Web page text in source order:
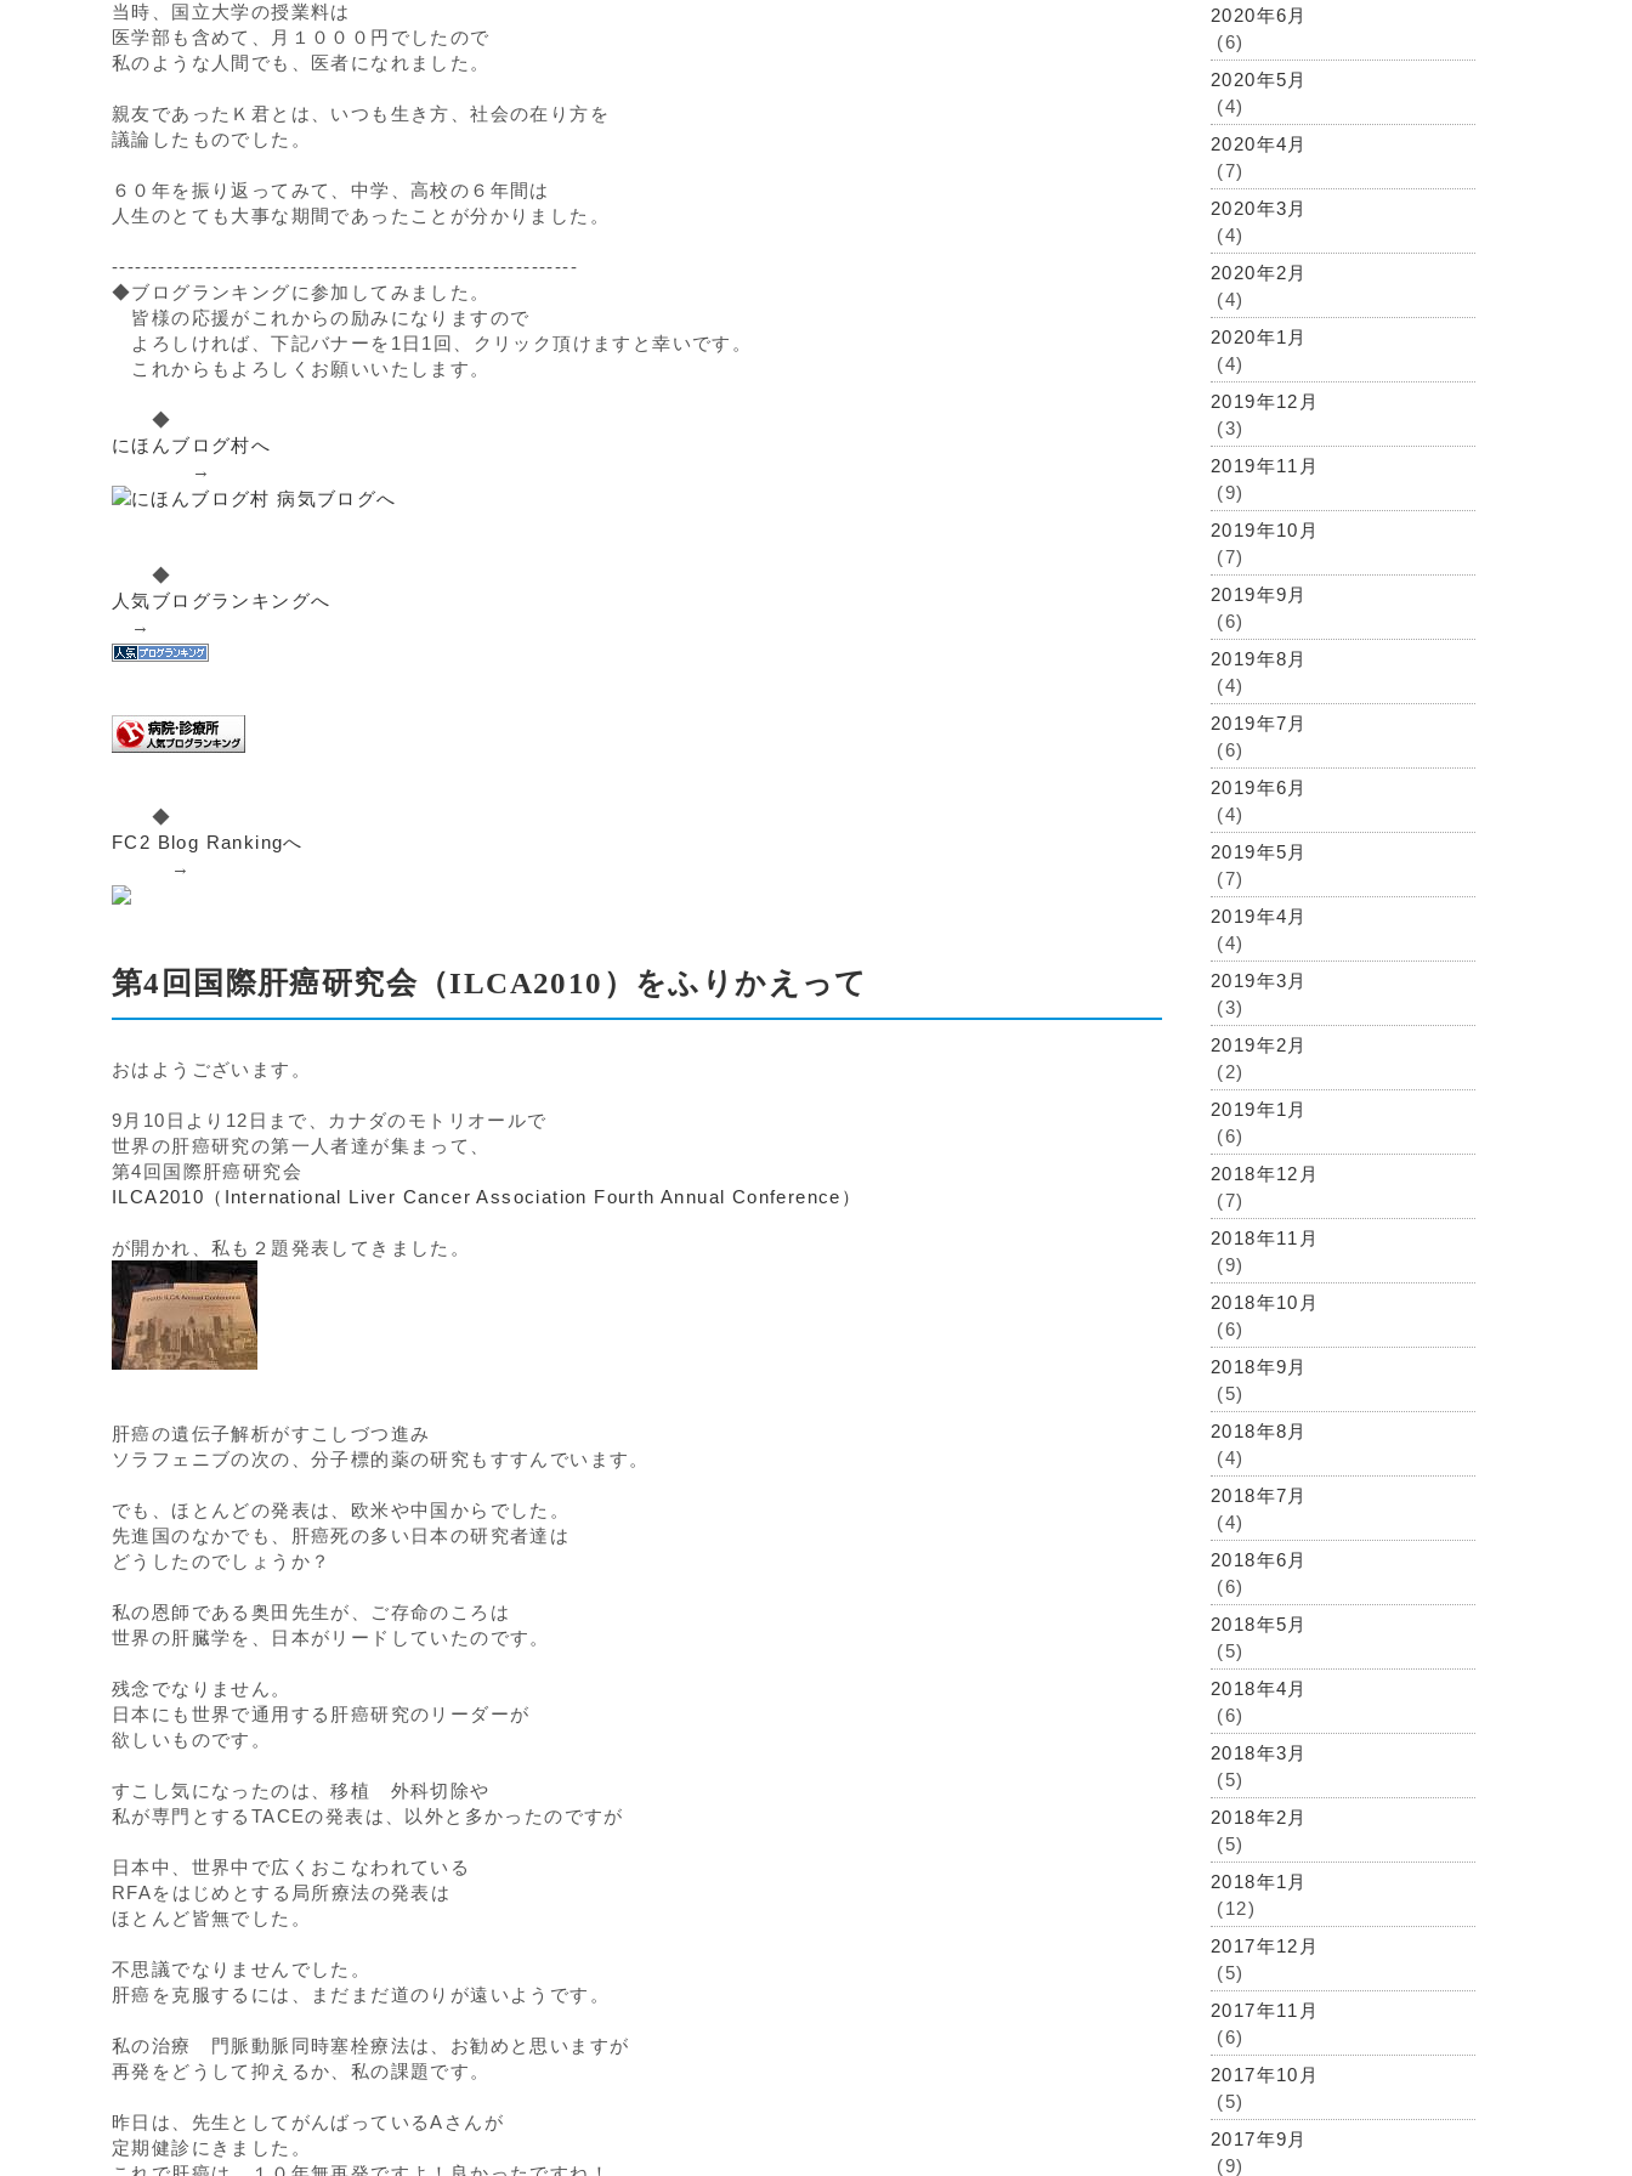
当時、国立大学の授業料は
医学部も含めて、月１０００円でしたので
私のような人間でも、医者になれました。
親友であったＫ君とは、いつも生き方、社会の在り方を
議論したものでした。
６０年を振り返ってみて、中学、高校の６年間は
人生のとても大事な期間であったことが分かりました。
------------------------------------------------------------
◆ブログランキングに参加してみました。
皆様の応援がこれからの励みになりますので
よろしければ、下記バナーを1日1回、クリック頂けますと幸いです。
これからもよろしくお願いいたします。
◆
にほんブログ村へ
→
◆
人気ブログランキングへ
→
◆
FC2 Blog Rankingへ
→
第4回国際肝癌研究会（ILCA2010）をふりかえって
おはようございます。
9月10日より12日まで、カナダのモトリオールで
世界の肝癌研究の第一人者達が集まって、
第4回国際肝癌研究会
ILCA2010（International Liver Cancer Association Fourth Annual Conference）
が開かれ、私も２題発表してきました。
肝癌の遺伝子解析がすこしづつ進み
ソラフェニブの次の、分子標的薬の研究もすすんでいます。
でも、ほとんどの発表は、欧米や中国からでした。
先進国のなかでも、肝癌死の多い日本の研究者達は
どうしたのでしょうか？
私の恩師である奥田先生が、ご存命のころは
世界の肝臓学を、日本がリードしていたのです。
残念でなりません。
日本にも世界で通用する肝癌研究のリーダーが
欲しいものです。
すこし気になったのは、移植 外科切除や
私が専門とするTACEの発表は、以外と多かったのですが
日本中、世界中で広くおこなわれている
RFAをはじめとする局所療法の発表は
ほとんど皆無でした。
不思議でなりませんでした。
肝癌を克服するには、まだまだ道のりが遠いようです。
私の治療 門脈動脈同時塞栓療法は、お勧めと思いますが
再発をどうして抑えるか、私の課題です。
昨日は、先生としてがんばっているAさんが
定期健診にきました。
2020年6月
(6)
2020年5月
(4)
2020年4月
(7)
2020年3月
(4)
2020年2月
(4)
2020年1月
(4)
2019年12月
(3)
2019年11月
(9)
2019年10月
(7)
2019年9月
(6)
2019年8月
(4)
2019年7月
(6)
2019年6月
(4)
2019年5月
(7)
2019年4月
(4)
2019年3月
(3)
2019年2月
(2)
2019年1月
(6)
2018年12月
(7)
2018年11月
(9)
2018年10月
(6)
2018年9月
(5)
2018年8月
(4)
2018年7月
(4)
2018年6月
(6)
2018年5月
(5)
2018年4月
(6)
2018年3月
(5)
2018年2月
(5)
2018年1月
(12)
2017年12月
(5)
2017年11月
(6)
2017年10月
(5)
2017年9月
(9)